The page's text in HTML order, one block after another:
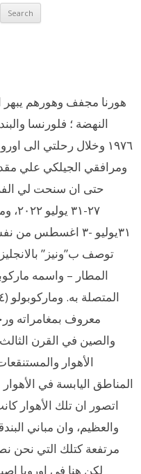
هورنا مجفف وهورهم يبهر
النهضة ؛ فلورنسا
١٩٧٦ وخلال رحلتي الى
ومرافقي الجيلكي علي
حتى ان سنحت لي
٢٧-
٣١يوليو -٣ اغسطس
توصف ب”ونيز”
المطار – واسمه
معروف بمغامراته
والصين في القرن
الأهوار
المناطق اليابسة في
اتصور ان تلك الأهوار
والعظيم، وان مباني
مرتفعة كتلك التي نحن
لكن هنا في اوروبا